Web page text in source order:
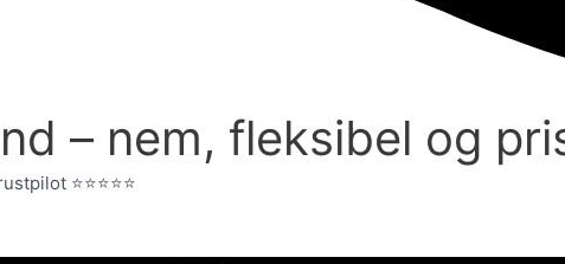
– nem, fleksibel og
⭐️⭐️⭐️⭐️⭐️